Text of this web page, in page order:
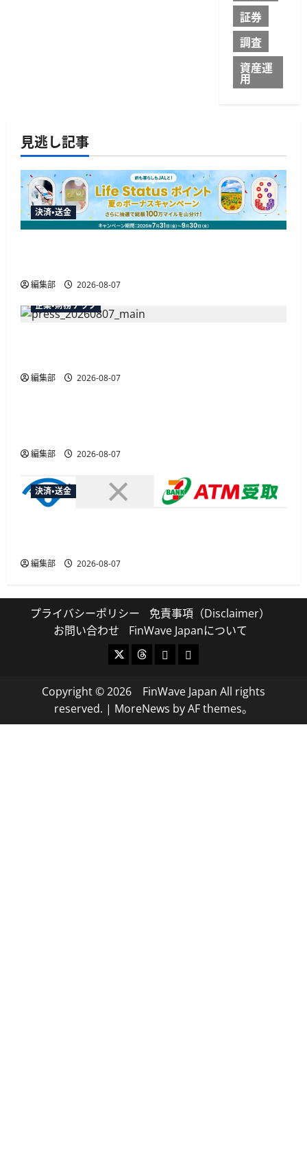
証券
調査
資産運
用
見逃し記事
決済・送金
編集部
2026-08-07
企業・財務テック
編集部 2026-08-07
広告
編集部 2026-08-07
決済・送金
編集部 2026-08-07
プライバシーポリシー
免責事項（Disclaimer）
お問い合わせ
FinWave Japanについて
X ThreadsBlueskyMastodon
Copyright © 2026 FinWave Japan All rights
reserved. | MoreNews by AF themes。